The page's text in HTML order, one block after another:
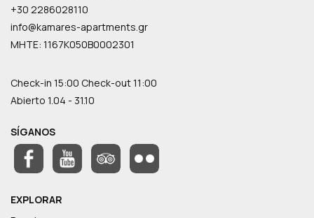
+30 2286028110
info@kamares-apartments.gr
ΜΗΤΕ: 1167K050B0002301
Check-in 15:00 Check-out 11:00
Abierto 1.04 - 31.10
SÍGANOS
EXPLORAR